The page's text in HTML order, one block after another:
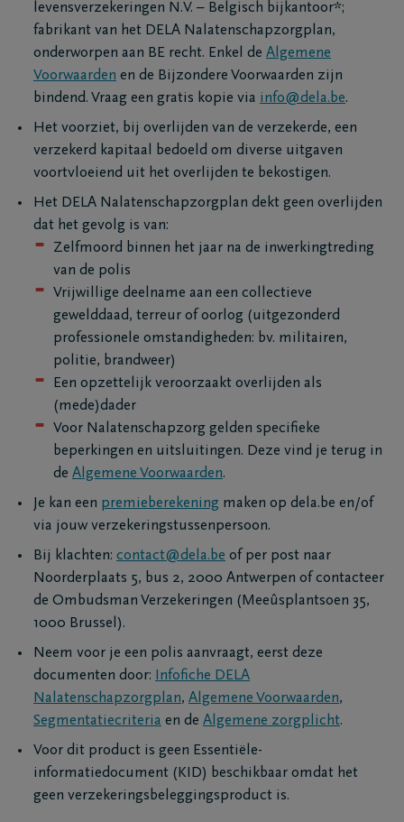
levensverzekeringen N.V. – Belgisch bijkantoor*;
fabrikant van het DELA Nalatenschapzorgplan,
onderworpen aan BE recht. Enkel de Algemene
Voorwaarden en de Bijzondere Voorwaarden zijn
bindend. Vraag een gratis kopie via info@dela.be.
Het voorziet, bij overlijden van de verzekerde, een
verzekerd kapitaal bedoeld om diverse uitgaven
voortvloeiend uit het overlijden te bekostigen.
Het DELA Nalatenschapzorgplan dekt geen overlijden
dat het gevolg is van:
Zelfmoord binnen het jaar na de inwerkingtreding
van de polis
Vrijwillige deelname aan een collectieve
gewelddaad, terreur of oorlog (uitgezonderd
professionele omstandigheden: bv. militairen,
politie, brandweer)
Een opzettelijk veroorzaakt overlijden als
(mede)dader
Voor Nalatenschapzorg gelden specifieke
beperkingen en uitsluitingen. Deze vind je terug in
de Algemene Voorwaarden.
Je kan een premieberekening maken op dela.be en/of
via jouw verzekeringstussenpersoon.
Bij klachten: contact@dela.be of per post naar
Noorderplaats 5, bus 2, 2000 Antwerpen of contacteer
de Ombudsman Verzekeringen (Meeûsplantsoen 35,
1000 Brussel).
Neem voor je een polis aanvraagt, eerst deze
documenten door: Infofiche DELA
Nalatenschapzorgplan, Algemene Voorwaarden,
Segmentatiecriteria en de Algemene zorgplicht.
Voor dit product is geen Essentiële-
informatiedocument (KID) beschikbaar omdat het
geen verzekeringsbeleggingsproduct is.
Mail me